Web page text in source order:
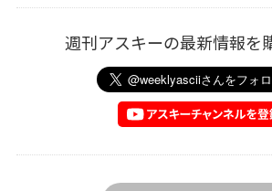
週刊アスキーの最新情報を